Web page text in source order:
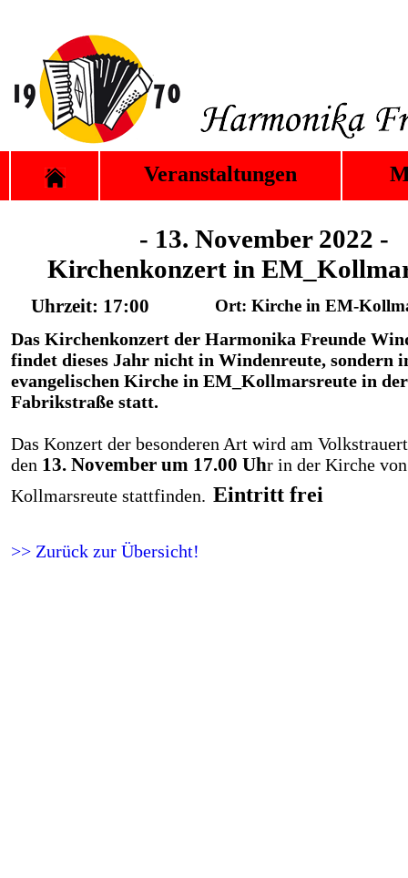
Veranstaltungen
- 13. November 2022 -
Kirchenkonzert in
Uhrzeit: 17:00 Ort: Kirche in EM-
Das Kirchenkonzert der Harmonika Freunde
findet dieses Jahr nicht in Windenreute, sondern
evangelischen Kirche in EM_Kollmarsreute in der
Fabrikstraße statt.
Das Konzert der besonderen Art wird am
den 13. November um 17.00 Uhr in der Kirche von
Kollmarsreute stattfinden. Eintritt frei
>> Zurück zur Übersicht!